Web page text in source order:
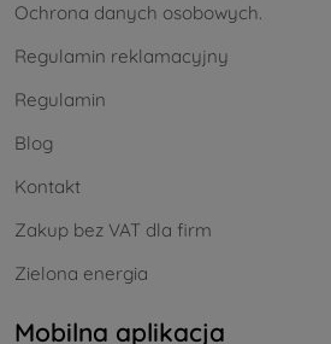
Ochrona danych osobowych.
Regulamin reklamacyjny
Regulamin
Blog
Kontakt
Zakup bez VAT dla firm
Zielona energia
Mobilna aplikacja